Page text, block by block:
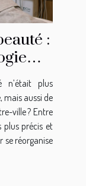
:
en plus
mais aussi de
ville ? Entre
plus précis et
se réorganise